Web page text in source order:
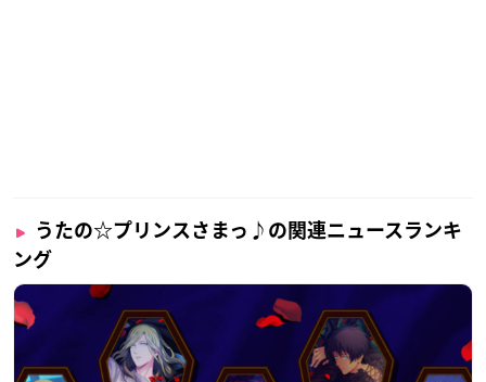
うたの☆プリンスさまっ♪の関連ニュースランキ
ング